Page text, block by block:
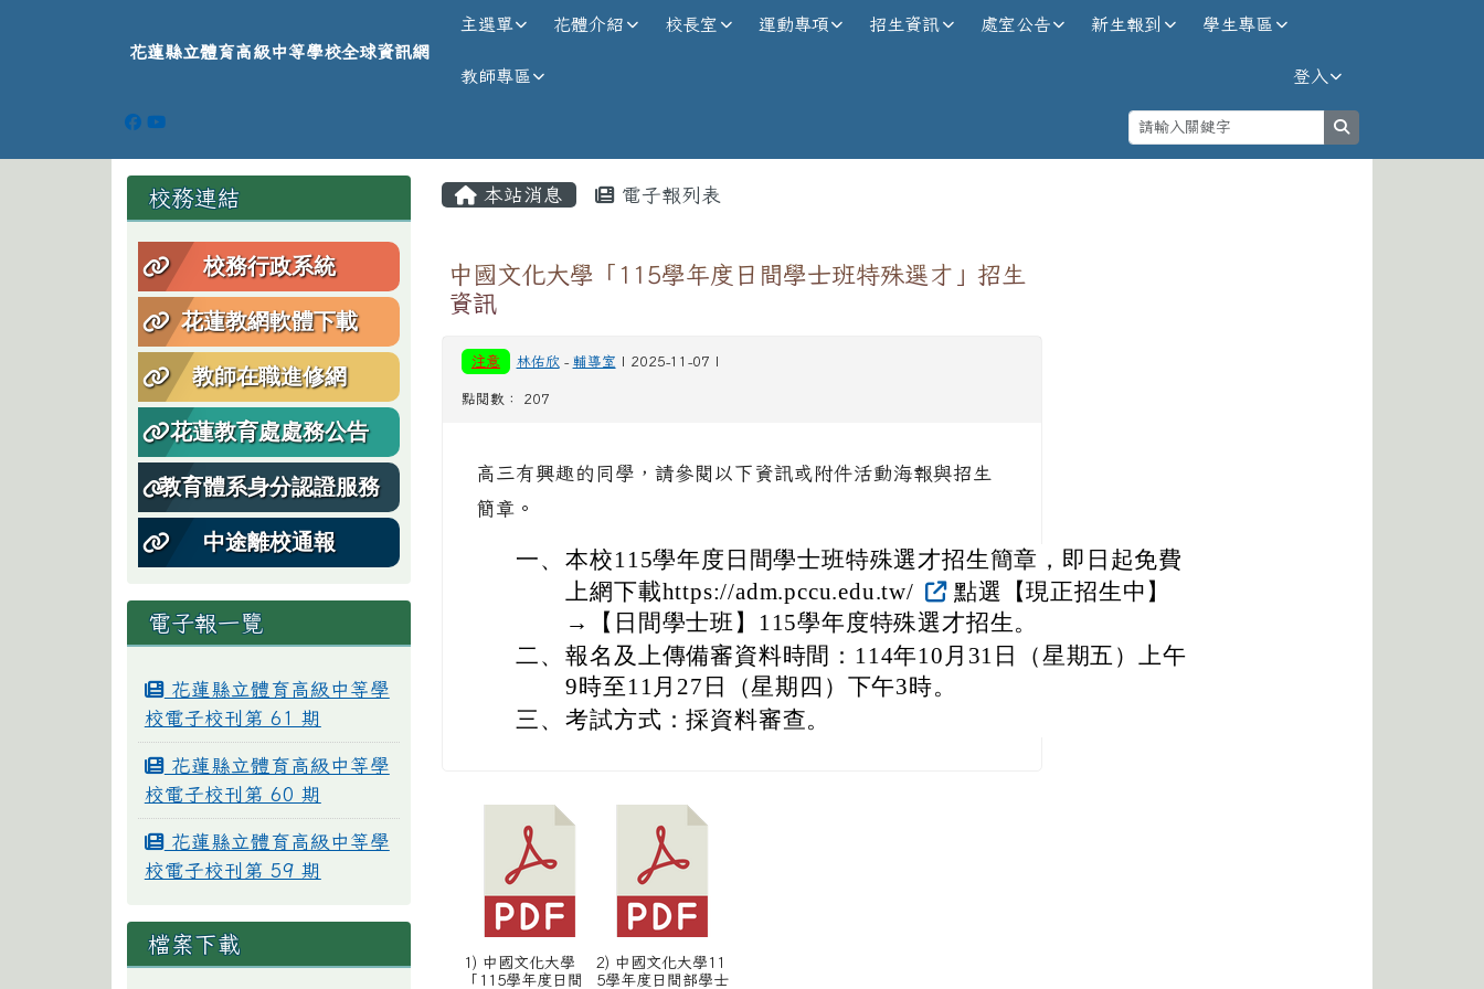
花蓮縣立體育高級中等學校全球資訊網
花蓮縣立體育高級中等學校全球資訊網
主選單 花體介紹 校長室 運動專項 招生資訊 處室公告 新生報到 學生專區
教師專區 登入
左邊區域內容
校務連結
校務行政系統
花蓮教網軟體下載
教師在職進修網
花蓮教育處處務公告
教育體系身分認證服務
中途離校通報
電子報一覽
花蓮縣立體育高級中等學
校電子校刊第 61 期
花蓮縣立體育高級中等學
校電子校刊第 60 期
花蓮縣立體育高級中等學
校電子校刊第 59 期
檔案下載
主內容區域
本站消息 電子報列表
中國文化大學「115學年度日間學士班特殊選才」招生
資訊
注意 林佑欣 - 輔導室 | 2025-11-07 |
點閱數： 207
高三有興趣的同學，請參閱以下資訊或附件活動海報與招生
簡章。
一、 本校115學年度日間學士班特殊選才招生簡章，即日起免費
上網下載https://adm.pccu.edu.tw/
點選【現正招生中】
→【日間學士班】115學年度特殊選才招生。
二、 報名及上傳備審資料時間：114年10月31日（星期五）上午
9時至11月27日（星期四）下午3時。
三、 考試方式：採資料審查。
1) 中國文化大學
「115學年度日間
2) 中國文化大學11
5學年度日間部學士
頁尾區域